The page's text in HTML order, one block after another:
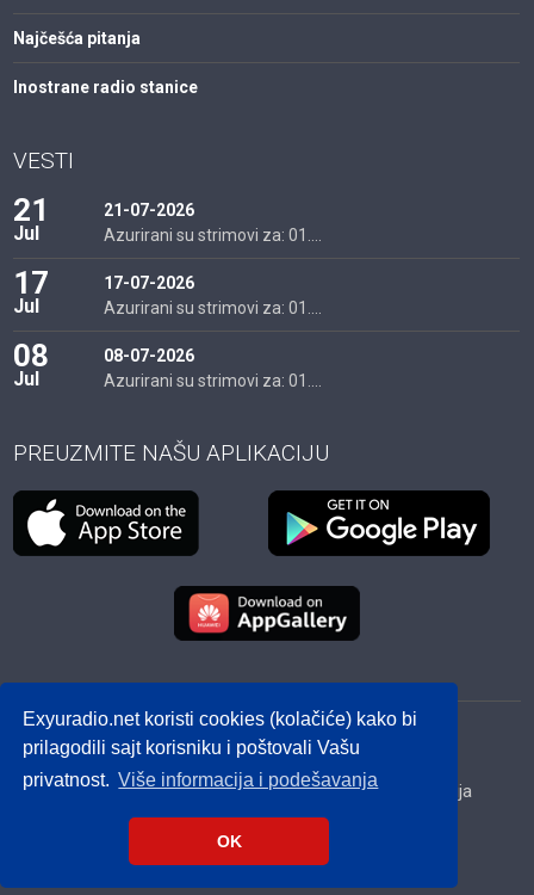
Exyuradio.net koristi cookies (kolačiće) kako bi
prilagodili sajt korisniku i poštovali Vašu
privatnost. Više informacija i podešavanja
OK
Najčešća pitanja
Inostrane radio stanice
VESTI
21
Jul
21-07-2026
Azurirani su strimovi za: 01....
17
Jul
17-07-2026
Azurirani su strimovi za: 01....
08
Jul
08-07-2026
Azurirani su strimovi za: 01....
PREUZMITE NAŠU APLIKACIJU
© 2012 - 2026! exyuradio.net -Politika privatnosti -
created by IMS.RS
Srbija
Hrvatska BiH Crna Gora Makedonija
Slovenija